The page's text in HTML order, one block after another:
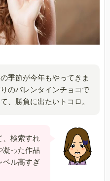
季節が今年もやってきま
のバレンタインチョコで
、勝負に出たいトコロ。
、検索すれ
凝った作品
ル高すぎ